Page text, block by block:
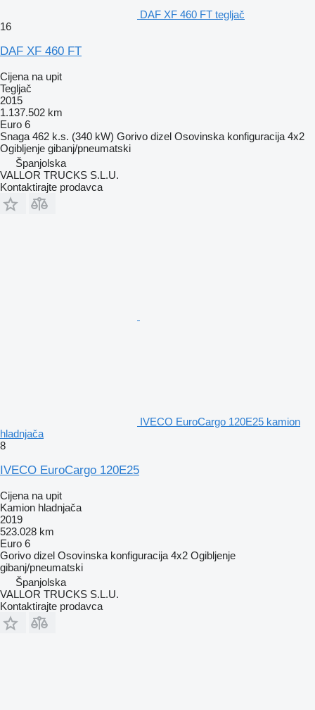
DAF XF 460 FT tegljač
16
DAF XF 460 FT
Cijena na upit
Tegljač
2015
1.137.502 km
Euro 6
Snaga 462 k.s. (340 kW) Gorivo dizel Osovinska konfiguracija 4x2
Ogibljenje gibanj/pneumatski
Španjolska
VALLOR TRUCKS S.L.U.
Kontaktirajte prodavca
IVECO EuroCargo 120E25 kamion
hladnjača
8
IVECO EuroCargo 120E25
Cijena na upit
Kamion hladnjača
2019
523.028 km
Euro 6
Gorivo dizel Osovinska konfiguracija 4x2 Ogibljenje
gibanj/pneumatski
Španjolska
VALLOR TRUCKS S.L.U.
Kontaktirajte prodavca